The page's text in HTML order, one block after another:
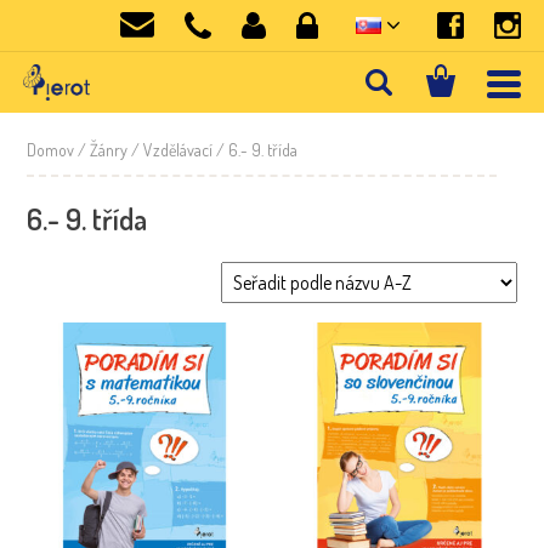
Domov / Žánry /Vzdělávací / 6.- 9. třída
6.- 9. třída